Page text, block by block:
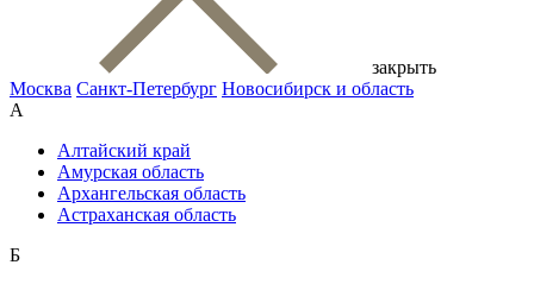
закрыть
Москва Санкт-Петербург Новосибирск и область
А
Алтайский край
Амурская область
Архангельская область
Астраханская область
Б